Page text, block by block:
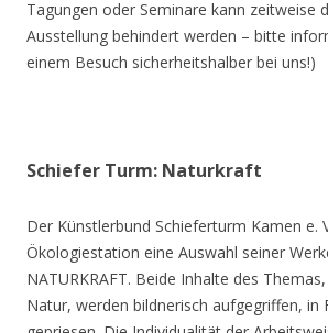
Tagungen oder Seminare kann zeitweise
Ausstellung behindert werden – bitte
einem Besuch sicherheitshalber bei uns!)
Schiefer Turm: Naturkraft
Der Künstlerbund Schieferturm Kamen e.
Ökologiestation eine Auswahl seiner
NATURKRAFT. Beide Inhalte des
Natur, werden bildnerisch aufgegriffen, in